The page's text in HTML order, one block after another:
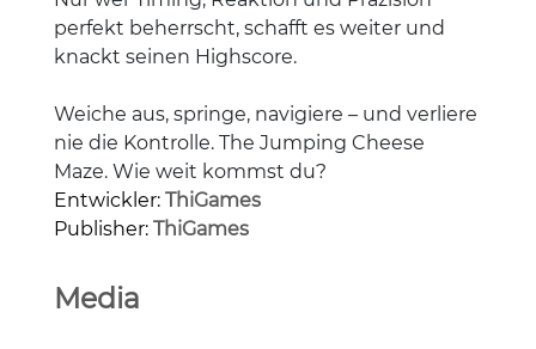
perfekt beherrscht, schafft es weiter und
knackt seinen Highscore.
Weiche aus, springe, navigiere – und verliere
nie die Kontrolle. The Jumping Cheese
Maze. Wie weit kommst du?
Entwickler: ThiGames
Publisher: ThiGames
Media